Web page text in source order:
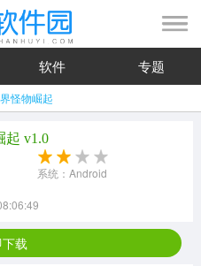
软件 专题
怪物崛起
起 v1.0
系统：Android
载